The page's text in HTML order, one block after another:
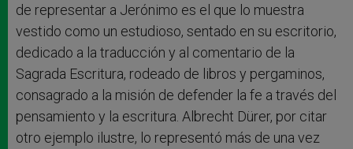
de representar a Jerónimo es el que lo muestra
vestido como un estudioso, sentado en su escritorio,
dedicado a la traducción y al comentario de la
Sagrada Escritura, rodeado de libros y pergaminos,
consagrado a la misión de defender la fe a través del
pensamiento y la escritura. Albrecht Dürer, por citar
otro ejemplo ilustre, lo representó más de una vez